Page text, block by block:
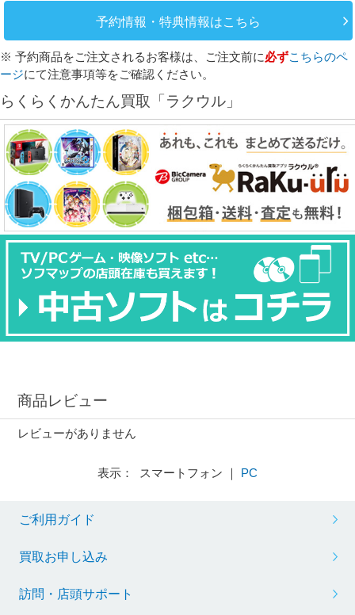
予約情報・特典情報はこちら
※ 予約商品をご注文されるお客様は、ご注文前に必ずこちらのペ
ージにて注意事項等をご確認ください。
らくらくかんたん買取「ラクウル」
商品レビュー
レビューがありません
表示： スマートフォン ｜ PC
ご利用ガイド
買取お申し込み
訪問・店頭サポート